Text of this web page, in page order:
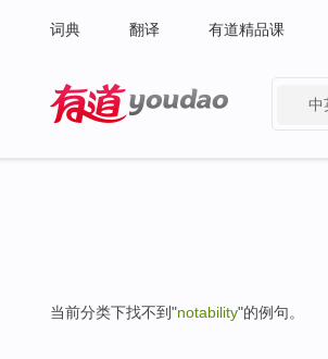
词典 翻译 有道精品课
中
当前分类下找不到"notability"的例句。